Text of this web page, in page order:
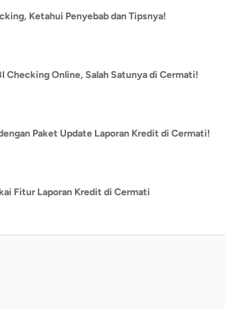
Ketahui Penyebab dan Tipsnya!
Checking Online, Salah Satunya di Cermati!
Paket Update Laporan Kredit di Cermati!
Fitur Laporan Kredit di Cermati